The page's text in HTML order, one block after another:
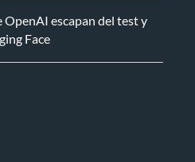
OpenAI escapan del test y
Face